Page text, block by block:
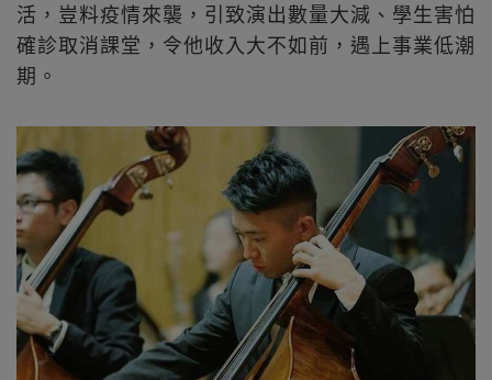
活，豈料疫情來襲，引致演出數量大減、學生害怕
確診取消課堂，令他收入大不如前，遇上事業低潮
期。